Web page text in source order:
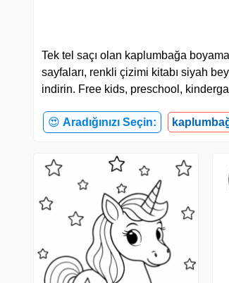
Tek tel saçı olan kaplumbağa
sayfaları, renkli çizimi kitabı siyah
indirin. Free kids, preschool,
😍 Aradığınızı Seçin: